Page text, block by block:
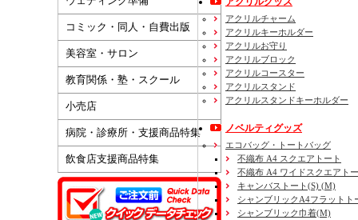
コミック・同人・自費出版
美容室・サロン
教育関係・塾・スクール
小売店
病院・診療所・支援商品特集
飲食店支援商品特集
アクリルチャーム
アクリルキーホルダー
アクリルお守り
アクリルブロック
アクリルコースター
アクリルスタンド
アクリルスタンドキーホルダー
ノベルティグッズ
エコバッグ・トートバッグ
不織布 A4 スクエアトート
不織布 A4 ワイドスクエアト
キャンバストート(S) (M)
シャンブリックA4フラットト
シャンブリック巾着(M)